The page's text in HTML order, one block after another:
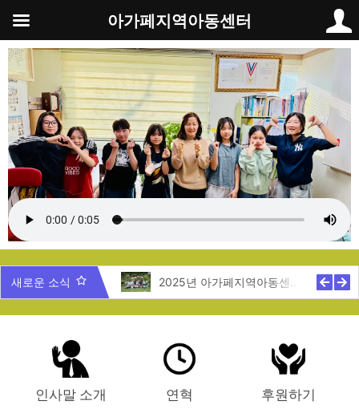
츠
로
건
너
뛰
기
새로운 소식
제주도 지역탐방
인사말 소개 연혁 후원하기
아가페지역아동센터